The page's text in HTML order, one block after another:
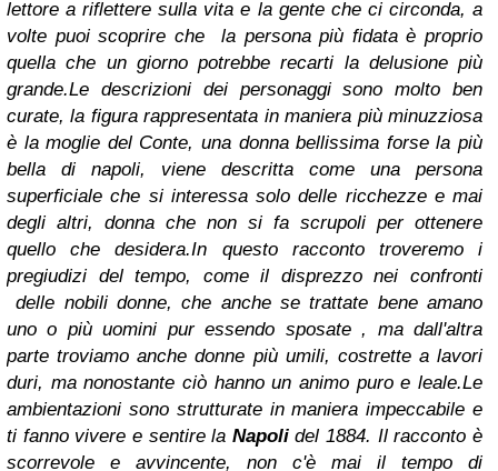
lettore a riflettere sulla vita e la gente che ci circonda, a
volte puoi scoprire che la persona più fidata è proprio
quella che un giorno potrebbe recarti la delusione più
grande.Le descrizioni dei personaggi sono molto ben
curate, la figura rappresentata in maniera più minuzziosa
è la moglie del Conte, una donna bellissima forse la più
bella di napoli, viene descritta come una persona
superficiale che si interessa solo delle ricchezze e mai
degli altri, donna che non si fa scrupoli per ottenere
quello che desidera.In questo racconto troveremo i
pregiudizi del tempo, come il disprezzo nei confronti
delle nobili donne, che anche se trattate bene amano
uno o più uomini pur essendo sposate , ma dall'altra
parte troviamo anche donne più umili, costrette a lavori
duri, ma nonostante ciò hanno un animo puro e leale.Le
ambientazioni sono strutturate in maniera impeccabile e
ti fanno vivere e sentire la Napolidel 1884. Il racconto è
scorrevole e avvincente, non c'è mai il tempo di